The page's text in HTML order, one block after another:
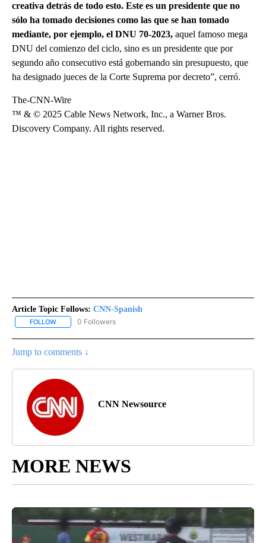
creativa detrás de todo esto. Este es un presidente que no
sólo ha tomado decisiones como las que se han tomado
mediante, por ejemplo, el DNU 70-2023, aquel famoso mega
DNU del comienzo del ciclo, sino es un presidente que por
segundo año consecutivo está gobernando sin presupuesto, que
ha designado jueces de la Corte Suprema por decreto”, cerró.
The-CNN-Wire
™ & © 2025 Cable News Network, Inc., a Warner Bros.
Discovery Company. All rights reserved.
Article Topic Follows: CNN-Spanish
FOLLOW FOLLOW "CNN-SPANISH" TO RECEIVE NOTIFICATIONS ABOUT
0 Followers
Jump to comments ↓
CNN Newsource
MORE NEWS